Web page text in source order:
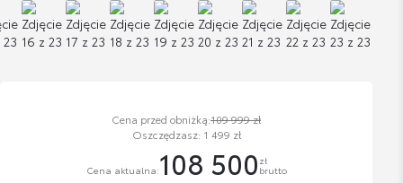
Cena przed obniżką:109 999 zł
Oszczędzasz: 1 499 zł
Cena aktualna:108 500 zł
brutto